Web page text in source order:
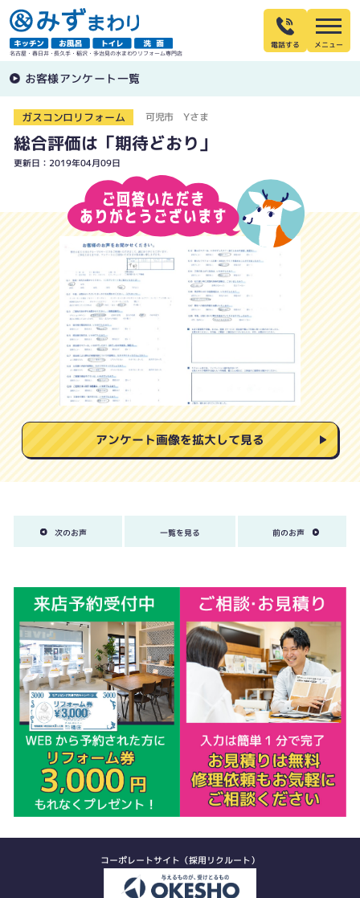
名古屋・春日井・長久手・稲沢・多治見の水まわりリフォーム専門店
電話する
お客様アンケート一覧
ガスコンロリフォーム 可児市 Yさま
総合評価は「期待どおり」
更新日：2019年04月09日
アンケート画像を拡大して見る
次のお声 一覧を見る 前のお声
コーポレートサイト（採用リクルート）